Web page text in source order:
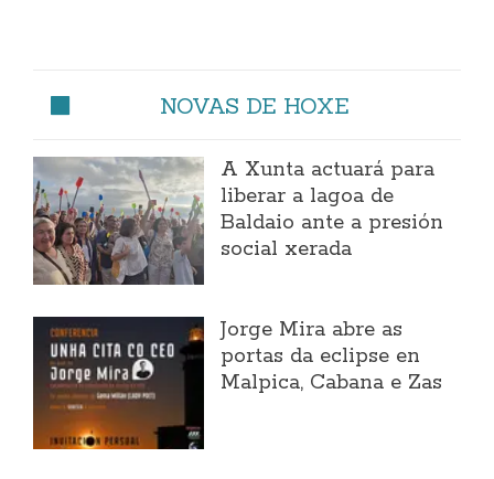
NOVAS DE HOXE
A Xunta actuará para
liberar a lagoa de
Baldaio ante a presión
social xerada
Jorge Mira abre as
portas da eclipse en
Malpica, Cabana e Zas